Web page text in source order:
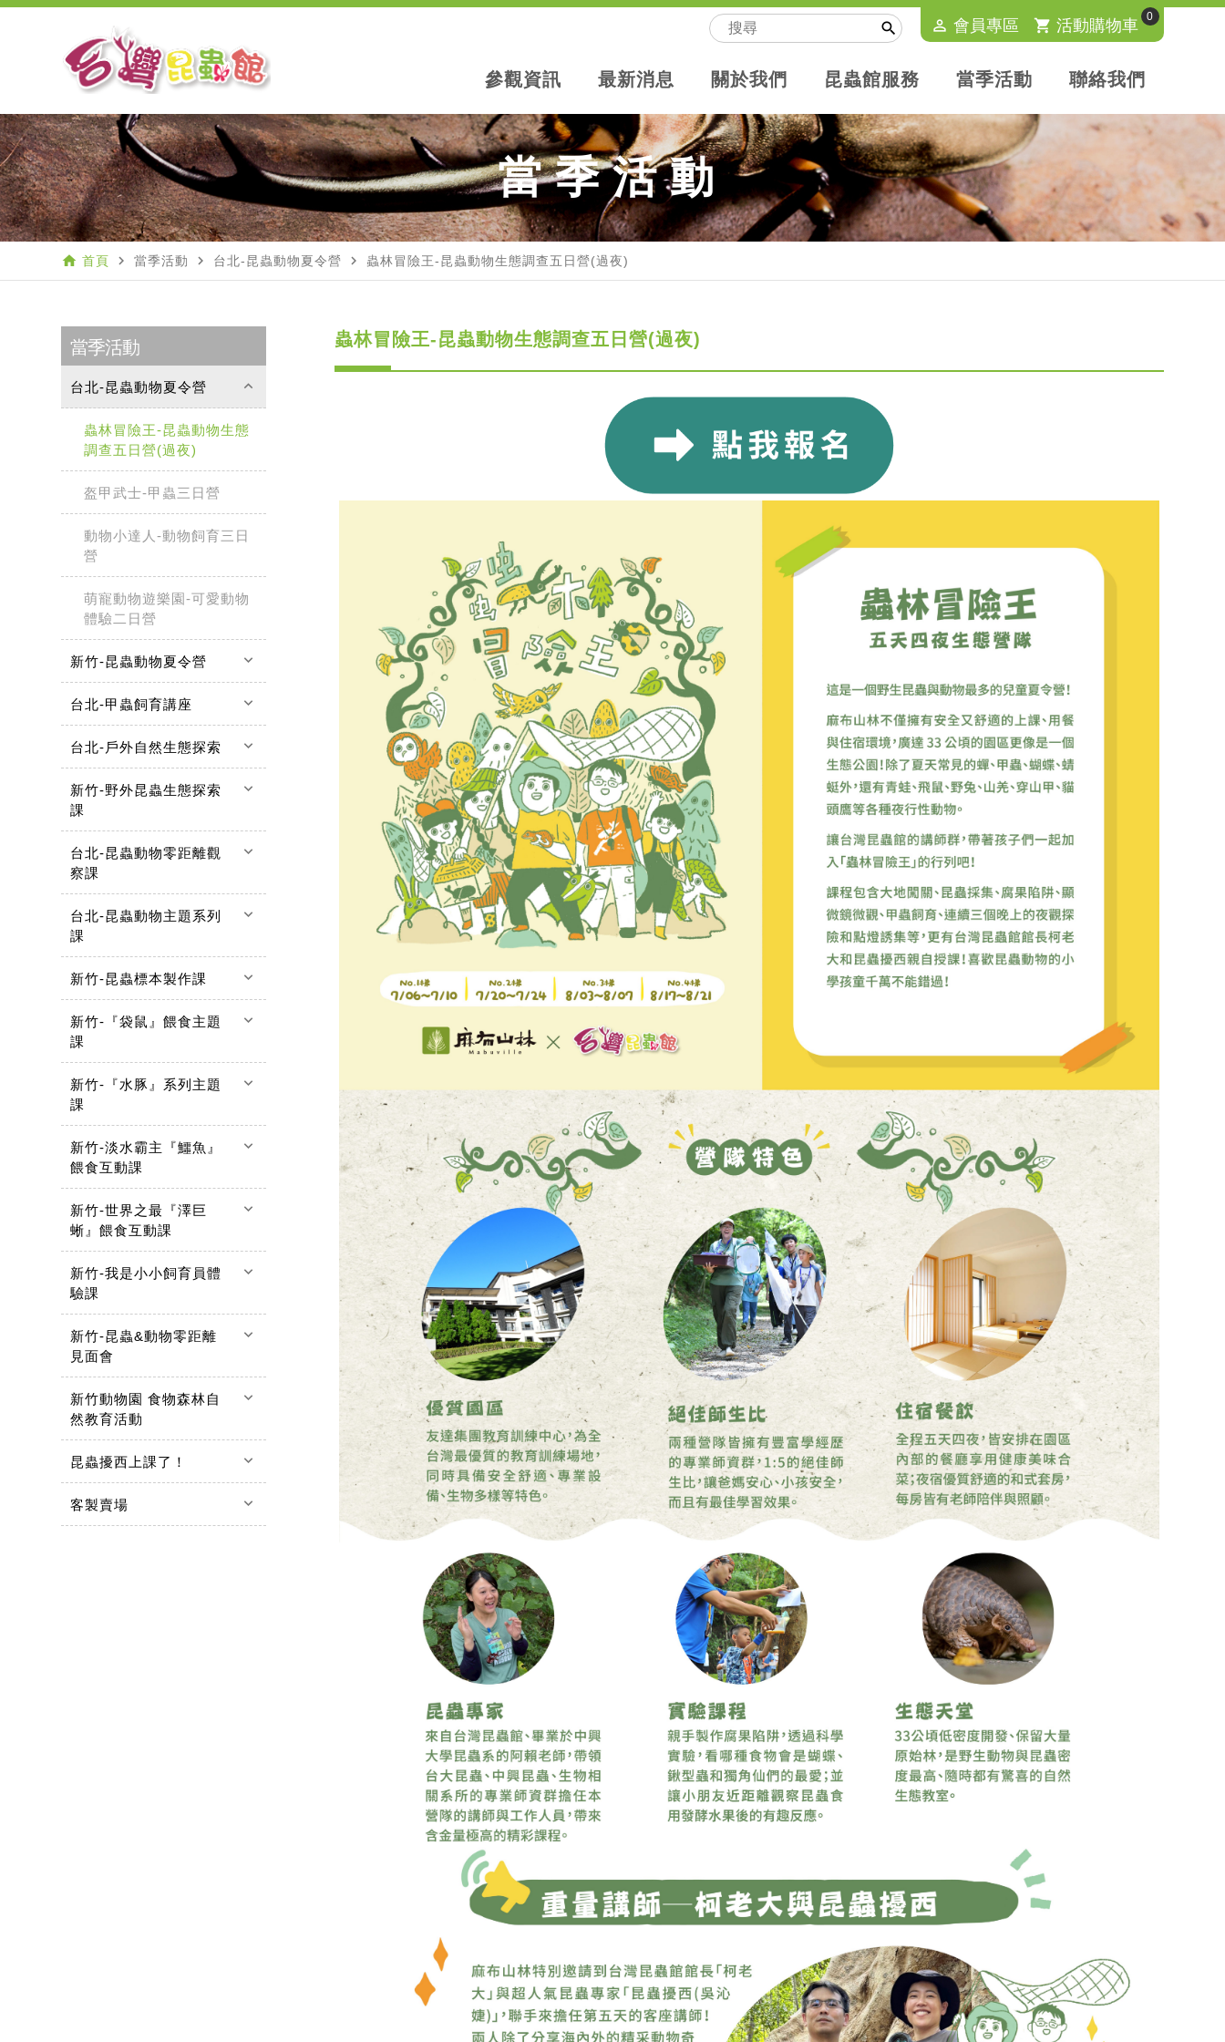
 perm_identity 會員專區 shopping_cart 活動購物車 0
參觀資訊 最新消息 關於我們 昆蟲館服務 當季活動 聯絡我們
當季活動
home 首頁 navigate_next 當季活動 navigate_next 台北-昆蟲動物夏令營 navigate_next 蟲林冒險王-昆蟲動物生態調查五日營(過夜)
當季活動
台北-昆蟲動物夏令營 keyboard_arrow_up
蟲林冒險王-昆蟲動物生態
調查五日營(過夜)
盔甲武士-甲蟲三日營
動物小達人-動物飼育三日
營
萌寵動物遊樂園-可愛動物
體驗二日營
新竹-昆蟲動物夏令營 keyboard_arrow_down
台北-甲蟲飼育講座 keyboard_arrow_down
台北-戶外自然生態探索 keyboard_arrow_down
新竹-野外昆蟲生態探索
課
keyboard_arrow_down
台北-昆蟲動物零距離觀
察課
keyboard_arrow_down
台北-昆蟲動物主題系列
課
keyboard_arrow_down
新竹-昆蟲標本製作課 keyboard_arrow_down
新竹-『袋鼠』餵食主題
課
keyboard_arrow_down
新竹-『水豚』系列主題
課
keyboard_arrow_down
新竹-淡水霸主『鱷魚』
餵食互動課
keyboard_arrow_down
新竹-世界之最『澤巨
蜥』餵食互動課
keyboard_arrow_down
新竹-我是小小飼育員體
驗課
keyboard_arrow_down
新竹-昆蟲&動物零距離
見面會
keyboard_arrow_down
新竹動物園 食物森林自
然教育活動
keyboard_arrow_down
昆蟲擾西上課了！ keyboard_arrow_down
客製賣場 keyboard_arrow_down
蟲林冒險王-昆蟲動物生態調查五日營(過夜)